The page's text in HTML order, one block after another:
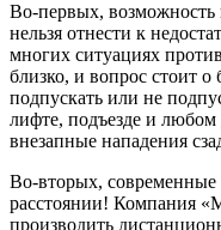
Во-первых, возможность
нельзя отнести к
многих ситуациях
близко, и вопрос стоит
подпускать или не
лифте, подъезде и
внезапные нападения
Во-вторых,
расстоянии! Компания
производить